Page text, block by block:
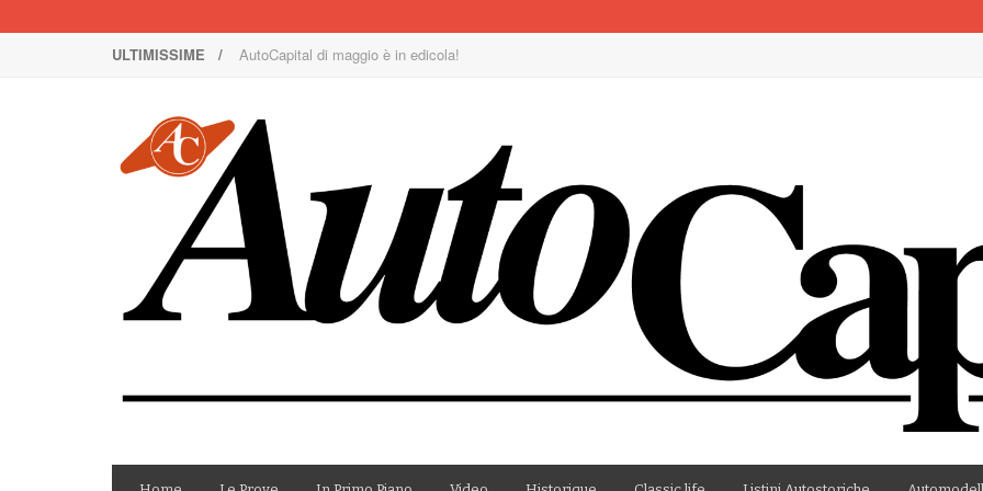
ULTIMISSIME / AutoCapital di maggio è in edicola!
1000 Miglia: un team rosa sulla rossa
Il Concorso Villa d’Este è ai nastri di partenza
I SUV Premium Omoda & Jaecoo
Il ritorno della Lancia nei rally
AutoCapital di marzo è in edicola!
AutoCapital di febbraio è in edicola!